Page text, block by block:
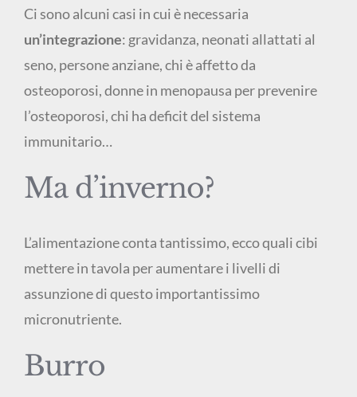
Ci sono alcuni casi in cui è necessaria
un’integrazione: gravidanza, neonati allattati al
seno, persone anziane, chi è affetto da
osteoporosi, donne in menopausa per prevenire
l’osteoporosi, chi ha deficit del sistema
immunitario…
Ma d’inverno?
L’alimentazione conta tantissimo, ecco quali cibi
mettere in tavola per aumentare i livelli di
assunzione di questo importantissimo
micronutriente.
Burro